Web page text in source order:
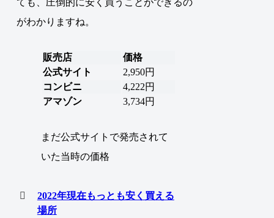
ても、圧倒的に安く買うことができるの
がわかりますね。
販売店
価格
公式サイト
2,950円
コンビニ
4,222円
アマゾン
3,734円
まだ公式サイトで発売されて
いた当時の価格
2022年現在もっとも安く買える
場所